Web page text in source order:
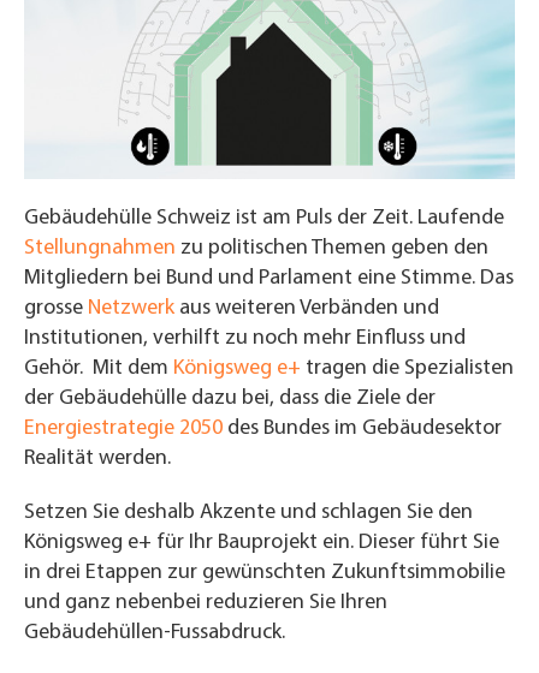
Gebäudehülle Schweiz ist am Puls der Zeit. Laufende
Stellungnahmen zu politischen Themen geben den
Mitgliedern bei Bund und Parlament eine Stimme. Das
grosse Netzwerk aus weiteren Verbänden und
Institutionen, verhilft zu noch mehr Einfluss und
Gehör. Mit dem Königsweg e+ tragen die Spezialisten
der Gebäudehülle dazu bei, dass die Ziele der
Energiestrategie 2050 des Bundes im Gebäudesektor
Realität werden.
Setzen Sie deshalb Akzente und schlagen Sie den
Königsweg e+ für Ihr Bauprojekt ein. Dieser führt Sie
in drei Etappen zur gewünschten Zukunftsimmobilie
und ganz nebenbei reduzieren Sie Ihren
Gebäudehüllen-Fussabdruck.